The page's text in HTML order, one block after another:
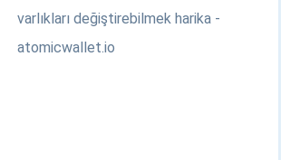
varlıkları değiştirebilmek harika -
atomicwallet.io